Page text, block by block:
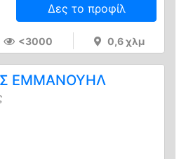
Δες το προφίλ
<3000 0,6 χλμ
ΕΜΜΑΝΟΥΗΛ